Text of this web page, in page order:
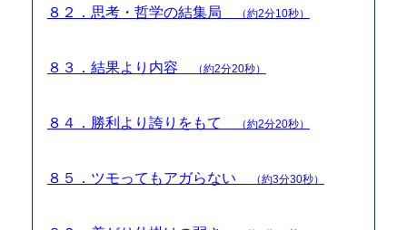
８２．思考・哲学の結集局 （約2分10秒）
８３．結果より内容 （約2分20秒）
８４．勝利より誇りをもて （約2分20秒）
８５．ツモってもアガらない （約3分30秒）